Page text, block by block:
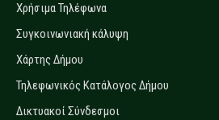
Χρήσιμα Τηλέφωνα
Συγκοινωνιακή κάλυψη
Χάρτης Δήμου
Τηλεφωνικός Κατάλογος Δήμου
Δικτυακοί Σύνδεσμοι